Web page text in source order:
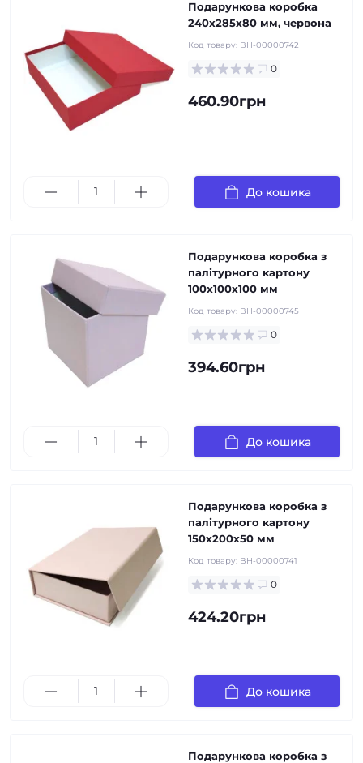
Подарункова коробка
240х285х80 мм, червона
Код товару: BH-00000742
0
460.90грн
До кошика
Подарункова коробка з
палітурного картону
100х100х100 мм
Код товару: BH-00000745
0
394.60грн
До кошика
Подарункова коробка з
палітурного картону
150х200х50 мм
Код товару: BH-00000741
0
424.20грн
До кошика
Подарункова коробка з